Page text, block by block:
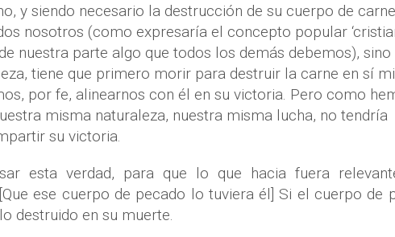
y siendo necesario la destrucción de su cuerpo de
nosotros (como expresaría el concepto popular
nuestra parte algo que todos los demás debemos), sino
tiene que primero morir para destruir la carne en sí
por fe, alinearnos con él en su victoria. Pero como
misma naturaleza, nuestra misma lucha, no tendría
su victoria.
esta verdad, para que lo que hacia fuera
ese cuerpo de pecado lo tuviera él] Si el cuerpo de
destruido en su muerte.